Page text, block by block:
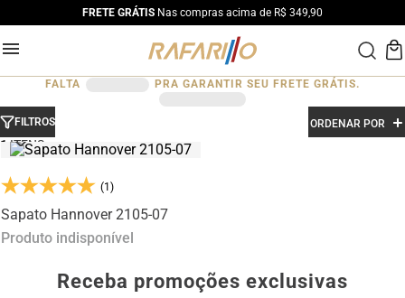
FRETE GRÁTIS Nas compras acima de R$ 349,90
FALTA PRA GARANTIR SEU FRETE GRÁTIS.
FILTROS ORDENAR POR
1
(1)
Sapato Hannover 2105-07
Produto indisponível
Receba promoções exclusivas